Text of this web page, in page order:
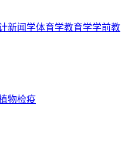
新闻学体育学教育学学前教
物检疫